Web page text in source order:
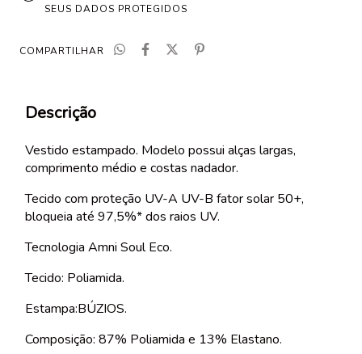
SEUS DADOS PROTEGIDOS
COMPARTILHAR
Descrição
Vestido estampado. Modelo possui alças largas,
comprimento médio e costas nadador.
Tecido com proteção UV-A UV-B fator solar 50+,
bloqueia até 97,5%* dos raios UV.
Tecnologia Amni Soul Eco.
Tecido: Poliamida.
Estampa:BÚZIOS.
Composição: 87% Poliamida e 13% Elastano.